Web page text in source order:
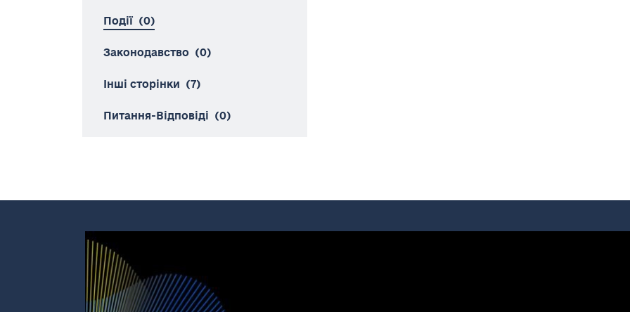
Події (0)
Законодавство (0)
Інші сторінки (7)
Питання-Відповіді (0)